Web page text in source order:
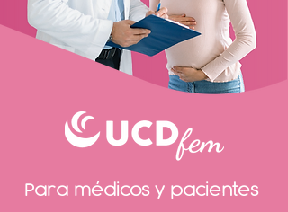
Para médicos y pacientes